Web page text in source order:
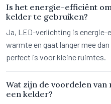
Is het energie-efficiënt
kelder te gebruiken?
Ja, LED-verlichting is
warmte en gaat langer mee
perfect is voor kleine ruimtes.
Wat zijn de voordelen
een kelder?